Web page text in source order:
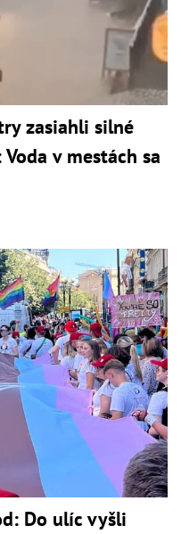
zasiahli silné
v mestách sa
Do ulíc vyšli